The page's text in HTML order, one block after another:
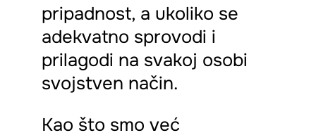
pripadnost, a ukoliko se
adekvatno sprovodi i
prilagodi na svakoj osobi
svojstven način.
Kao što smo već